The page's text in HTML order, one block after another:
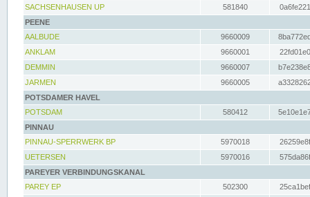
SACHSENHAUSEN UP
581840
PEENE
AALBUDE
9660009
ANKLAM
9660001
DEMMIN
9660007
JARMEN
9660005
POTSDAMER HAVEL
POTSDAM
580412
PINNAU
PINNAU-SPERRWERK BP
5970018
UETERSEN
5970016
PAREYER VERBINDUNGSKANAL
PAREY EP
502300